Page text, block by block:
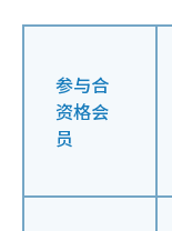
参与合
资格会
员